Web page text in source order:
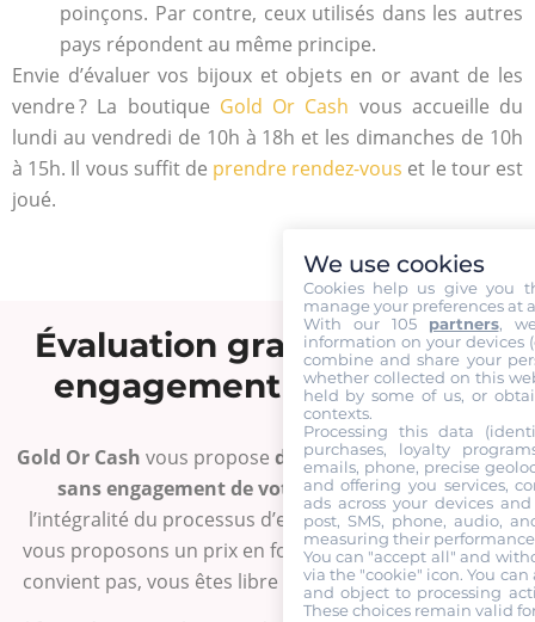
poinçons. Par contre, ceux utilisés dans les autres
pays répondent au même principe.
Envie d’évaluer vos bijoux et objets en or avant de les
vendre ? La boutique Gold Or Cash vous accueille du
lundi au vendredi de 10h à 18h et les dimanches de 10h
à 15h. Il vous suffit de prendre rendez-vous et le tour est
joué.
Évaluation gratuite et sans
engagement de votre or
Gold Or Cash vous propose d’évaluer gratuitement et
sans engagement de votre or . Nous réalisons
l’intégralité du processus d’estimation de l’or et nous
vous proposons un prix en fonction. Si celui-ci ne vous
convient pas, vous êtes libre de ne pas nous le vendre.
We use cookies
Cookies help us give you
manage your preferences at
With our 105 partners,
information on your devices
combine and share your
whether collected on this
held by some of us, or
contexts.
Processing this data
purchases, loyalty
emails, phone, precise
and offering you services,
ads across your devices
post, SMS, phone, audio,
measuring their
You can "accept all" and
via the "cookie" icon. You
and object to processing
These choices remain valid